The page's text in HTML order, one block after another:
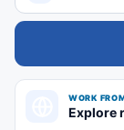
WORK
Explore